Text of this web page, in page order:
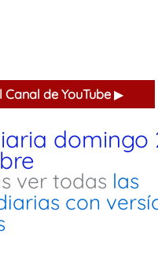
Canal de YouTube ▶
domingo
ver todas las
con